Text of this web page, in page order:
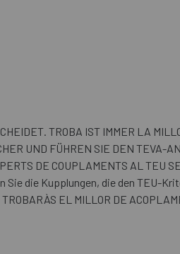
TROBA IST IMMER LA
UND FÜHREN SIE DEN TEVA-
DE COUPLAMENTS AL TEU
Sie die Kupplungen, die den TEU-
EL MILLOR DE